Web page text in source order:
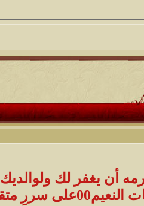
أن يغفر لك ولوالديك
متقابلين00